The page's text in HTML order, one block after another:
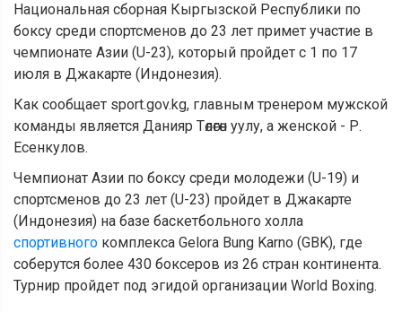
Национальная сборная Кыргызской Республики по
боксу среди спортсменов до 23 лет примет участие в
чемпионате Азии (U-23), который пройдет с 1 по 17
июля в Джакарте (Индонезия).
Как сообщает sport.gov.kg, главным тренером мужской
команды является Данияр Төлөгөн уулу, а женской - Р.
Есенкулов.
Чемпионат Азии по боксу среди молодежи (U-19) и
спортсменов до 23 лет (U-23) пройдет в Джакарте
(Индонезия) на базе баскетбольного холла
спортивного комплекса Gelora Bung Karno (GBK), где
соберутся более 430 боксеров из 26 стран континента.
Турнир пройдет под эгидой организации World Boxing.